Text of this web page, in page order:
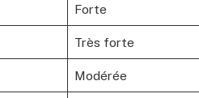
Forte
Très forte
Modérée